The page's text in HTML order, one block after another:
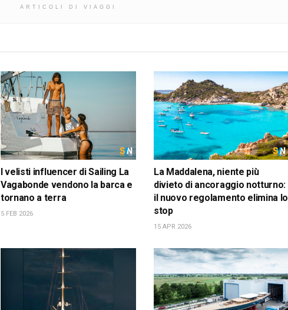
ARTICOLI DI VIAGGI
I velisti influencer di Sailing La
Vagabonde vendono la barca e
tornano a terra
5 FEB 2026
La Maddalena, niente più
divieto di ancoraggio notturno:
il nuovo regolamento elimina lo
stop
15 APR 2026